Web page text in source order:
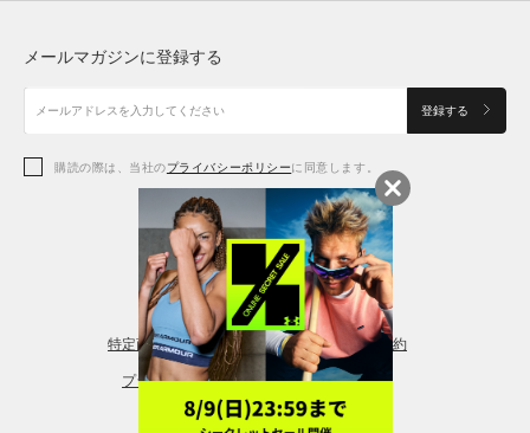
アクセサリー
アクセサリー
シューズ
アクセサリー
レギンス＆タイツ
シューズ
メールマガジンに登録する
登録する
購読の際は、当社のプライバシーポリシーに同意します。
特定商取引法に基づく通販の表記 会員規約
プライバシーポリシー